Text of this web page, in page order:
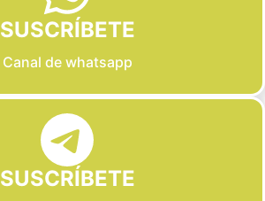
SUSCRÍBETE
Canal de whatsapp
SUSCRÍBETE